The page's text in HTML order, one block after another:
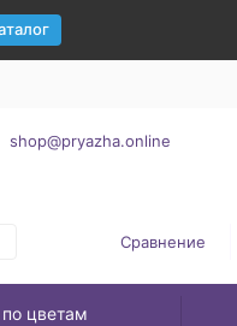
shop@pryazha.online
Сравнение
цветам